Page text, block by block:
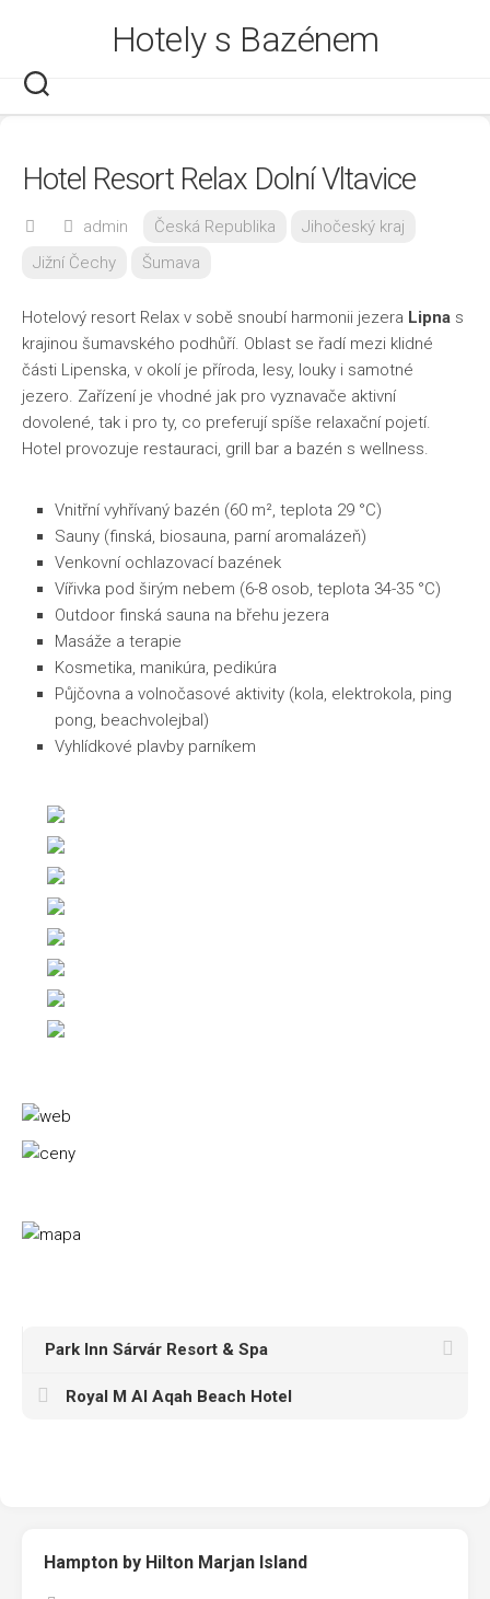
Hotely s Bazénem
Hotel Resort Relax Dolní Vltavice
admin Česká Republika
Jihočeský kraj
Jižní Čechy
Šumava
Hotelový resort Relax v sobě snoubí harmonii jezera Lipna s
krajinou šumavského podhůří. Oblast se řadí mezi klidné
části Lipenska, v okolí je příroda, lesy, louky i samotné
jezero. Zařízení je vhodné jak pro vyznavače aktivní
dovolené, tak i pro ty, co preferují spíše relaxační pojetí.
Hotel provozuje restauraci, grill bar a bazén s wellness.
Vnitřní vyhřívaný bazén (60 m², teplota 29 °C)
Sauny (finská, biosauna, parní aromalázeň)
Venkovní ochlazovací bazének
Vířivka pod širým nebem (6-8 osob, teplota 34-35 °C)
Outdoor finská sauna na břehu jezera
Masáže a terapie
Kosmetika, manikúra, pedikúra
Půjčovna a volnočasové aktivity (kola, elektrokola, ping
pong, beachvolejbal)
Vyhlídkové plavby parníkem
Park Inn Sárvár Resort & Spa
Royal M Al Aqah Beach Hotel
Hampton by Hilton Marjan Island